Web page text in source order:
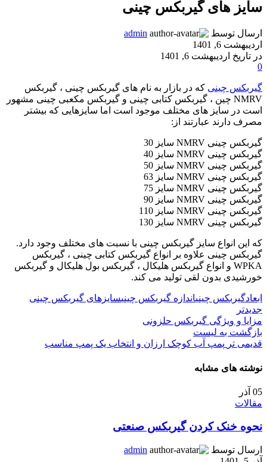
سایز های گیربکس چینی
ارسال توسط
admin
اردیبهشت 6, 1401
در تاریخ اردیبهشت 6, 1401
0
گیربکس چینی که در بازار به نام های گیربکس چینی ، گیربکس
NMRV چین ، گیربکس کتابی چینی و گیربکس مکعبی چینی مشهور
است در سایز های مختلف موجود است اما سایزهایی که بیشتر
مصرف دارند عبارتند از:
گیربکس چینی NMRV سایز 30
گیربکس چینی NMRV سایز 40
گیربکس چینی NMRV سایز 50
گیربکس چینی NMRV سایز 63
گیربکس چینی NMRV سایز 75
گیربکس چینی NMRV سایز 90
گیربکس چینی NMRV سایز 110
گیربکس چینی NMRV سایز 130
که این انواع سایز گیربکس چینی با نسبت های مختلف وجود دارد.
گیربکس چینی علاوه بر انواع گیربکس کتابی چینی ، گیربکس
WPKA و انواع گیربکس هلیکال ، گیربکس بول هلیکال و گیربکس
خورشیدی بدون لقی تولید می کند.
ابعادگیربکس چینیاندازه گیربکس چینیسایزهای گیربکس چینی
جدیدتر
مزایا و ویژگی گیربکس حلزونی
بازگشت به لیست
قدیمی تر پمپ آب کوچک ارزان و انتخاب یک پمپ مناسب
نوشته های مشابه
05 آذر
مقالات
نحوه خنک کردن گیربکس صنعتی
ارسال توسط
admin